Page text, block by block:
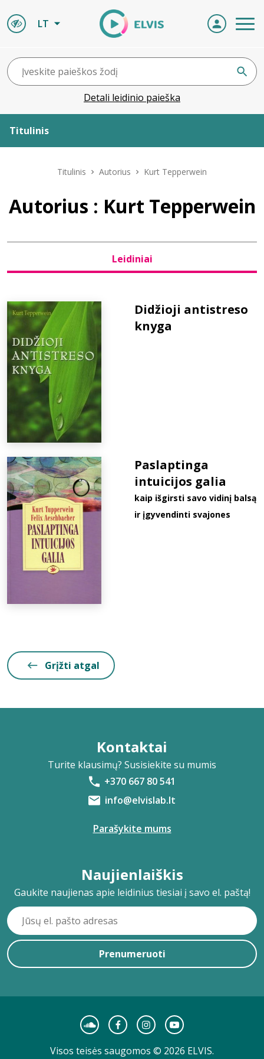
LT
Detali leidinio paieška
Titulinis
Leidiniai
D.U.K.
Titulinis Autorius Kurt Tepperwein
Autorius : Kurt Tepperwein
Leidiniai
Didžioji antistreso
knyga
Paslaptinga
intuicijos galia
kaip išgirsti savo vidinį balsą
ir įgyvendinti svajones
Grįžti atgal
Kontaktai
Turite klausimų? Susisiekite su mumis
+370 667 80 541
info@elvislab.lt
Parašykite mums
Naujienlaiškis
Gaukite naujienas apie leidinius tiesiai į savo el. paštą!
Prenumeruoti
Visos teisės saugomos © 2026 ELVIS.